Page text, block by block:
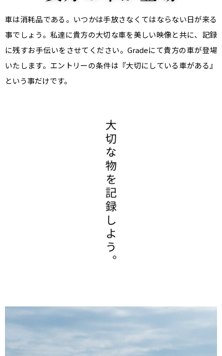
車は消耗品である。いつかは手放さなくてはならない日が来る
事でしょう。私達に貴方の大切な車を美しい映像と共に、記録
に残すお手伝いをさせてください。Gradeにて貴方の車が登場
いたします。エントリーの条件は『大切にしている車がある』
という事だけです。